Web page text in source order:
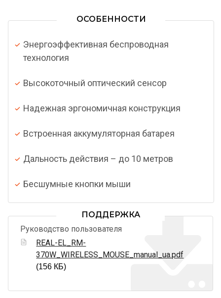
ОСОБЕННОСТИ
Энергоэффективная беспроводная
технология
Высокоточный оптический сенсор
Надежная эргономичная конструкция
Встроенная аккумуляторная батарея
Дальность действия – до 10 метров
Бесшумные кнопки мыши
ПОДДЕРЖКА
Руководство пользователя
REAL-EL_RM-
370W_WIRELESS_MOUSE_manual_ua.pdf
(156 КБ)